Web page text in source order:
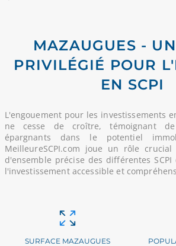
MAZAUGUES -
PRIVILÉGIÉ POUR
EN SCPI
L'engouement pour les investissements en
ne cesse de croître, témoignant
épargnants dans le potentiel
MeilleureSCPI.com joue un rôle
d'ensemble précise des différentes
l'investissement accessible et
SURFACE MAZAUGUES